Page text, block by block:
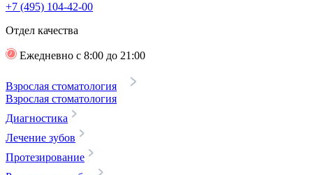
+7 (495) 104-42-00
Отдел качества
Ежедневно с 8:00 до 21:00
Взрослая стоматология
Взрослая стоматология
Диагностика
Лечение зубов
Протезирование